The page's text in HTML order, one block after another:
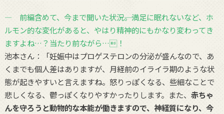
― 前編含めて、今まで聞いた状況――。満足に眠れないなど、ホ
ルモン的な変化があると、やはり精神的にもかなり変わってき
ますよね…？当たり前ながら…！
池本さん：「妊娠中はプロゲステロンの分泌が盛んなので、あ
くまでも個人差はありますが、月経前のイライラ期のような状
態が起きやすいと言えますね。怒りっぽくなる、些細なことで
悲しくなる、鬱っぽくなりやすかったりします。また、 赤ちゃ
んを守ろうと動物的な本能が働きますので、神経質になり、今